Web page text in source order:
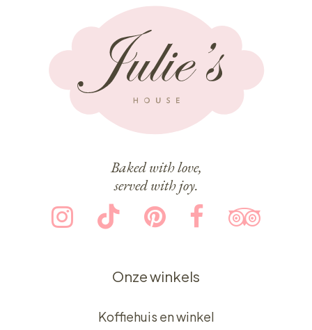
Baked with love,
served with joy.
Onze winkels
Koffiehuis en winkel